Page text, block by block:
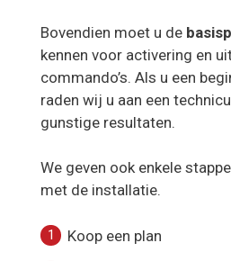
Bovendien moet u de
kennen voor activering en
commando’s. Als u een
raden wij u aan een
gunstige resultaten.
We geven ook enkele
met de installatie.
Koop een plan